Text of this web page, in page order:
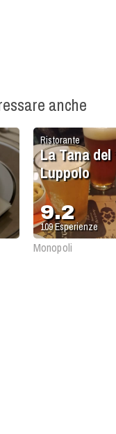
anche
Ristorante
La Tana del
Luppolo
9.2
109Esperienze
Monopoli